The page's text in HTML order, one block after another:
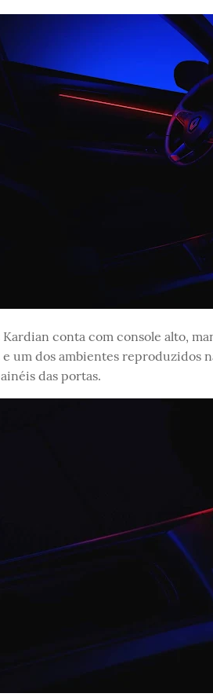
Kardian conta com console alto,
e um dos ambientes reproduzidos
das portas.